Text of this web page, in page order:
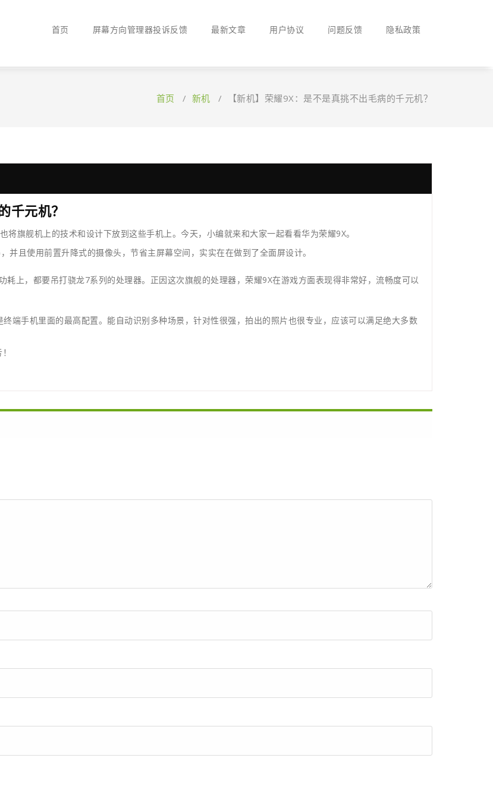
首页 屏幕方向管理器投诉反馈 最新文章 用户协议 问题反馈 隐私政策
首页 / 新机 / 【新机】荣耀9X：是不是真挑不出毛病的千元机？
千元机？
旗舰机上的技术和设计下放到这些手机上。今天，小编就来和大家一起看看华为荣耀9X。
且使用前置升降式的摄像头，节省主屏幕空间，实实在在做到了全面屏设计。
上，都要吊打骁龙7系列的处理器。正因这次旗舰的处理器，荣耀9X在游戏方面表现得非常好，流畅度可以
端手机里面的最高配置。能自动识别多种场景，针对性很强，拍出的照片也很专业，应该可以满足绝大多数